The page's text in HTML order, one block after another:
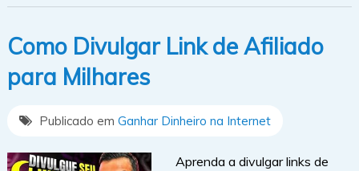
Como Divulgar Link de Afiliado
para Milhares
Publicado em Ganhar Dinheiro na Internet
Aprenda a divulgar links de